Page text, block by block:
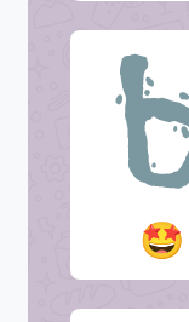
🤩